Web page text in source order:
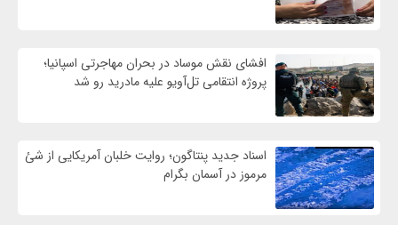
افشای نقش موساد در بحران مهاجرتی اسپانیا؛
پروژه انتقامی تل‌آویو علیه مادرید رو شد
اسناد جدید پنتاگون؛ روایت خلبان آمریکایی از شئ
مرموز در آسمان بگرام